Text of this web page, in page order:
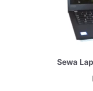
Sewa